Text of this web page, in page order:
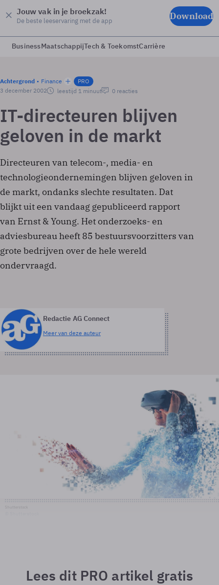
Jouw vak in je broekzak!
De beste leeservaring met de app Download
BusinessMaatschappijTech & ToekomstCarrière
Achtergrond Finance
PRO
3 december 2002
leestijd 1 minuut 0 reacties
IT-directeuren blijven
geloven in de markt
Directeuren van telecom-, media- en
technologieondernemingen blijven geloven in
de markt, ondanks slechte resultaten. Dat
blijkt uit een vandaag gepubliceerd rapport
van Ernst & Young. Het onderzoeks- en
adviesbureau heeft 85 bestuursvoorzitters van
grote bedrijven over de hele wereld
ondervraagd.
Redactie AG Connect
Meer van deze auteur
Lees dit PRO artikel gratis